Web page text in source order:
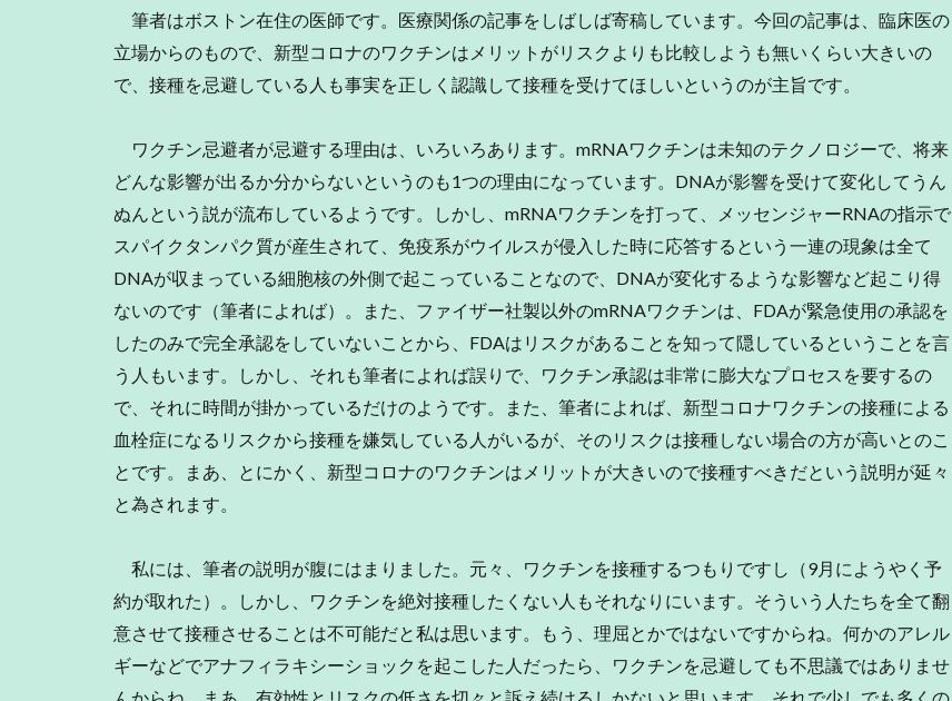
筆者はボストン在住の医師です。医療関係の記事をしばしば寄稿しています。今回の記事は、臨床医の
立場からのもので、新型コロナのワクチンはメリットがリスクよりも比較しようも無いくらい大きいの
で、接種を忌避している人も事実を正しく認識して接種を受けてほしいというのが主旨です。
ワクチン忌避者が忌避する理由は、いろいろあります。mRNAワクチンは未知のテクノロジーで、将来
どんな影響が出るか分からないというのも1つの理由になっています。DNAが影響を受けて変化してうん
ぬんという説が流布しているようです。しかし、mRNAワクチンを打って、メッセンジャーRNAの指示で
スパイクタンパク質が産生されて、免疫系がウイルスが侵入した時に応答するという一連の現象は全て
DNAが収まっている細胞核の外側で起こっていることなので、DNAが変化するような影響など起こり得
ないのです（筆者によれば）。また、ファイザー社製以外のmRNAワクチンは、FDAが緊急使用の承認を
したのみで完全承認をしていないことから、FDAはリスクがあることを知って隠しているということを言
う人もいます。しかし、それも筆者によれば誤りで、ワクチン承認は非常に膨大なプロセスを要するの
で、それに時間が掛かっているだけのようです。また、筆者によれば、新型コロナワクチンの接種による
血栓症になるリスクから接種を嫌気している人がいるが、そのリスクは接種しない場合の方が高いとのこ
とです。まあ、とにかく、新型コロナのワクチンはメリットが大きいので接種すべきだという説明が延々
と為されます。
私には、筆者の説明が腹にはまりました。元々、ワクチンを接種するつもりですし（9月にようやく予
約が取れた）。しかし、ワクチンを絶対接種したくない人もそれなりにいます。そういう人たちを全て翻
意させて接種させることは不可能だと私は思います。もう、理屈とかではないですからね。何かのアレル
ギーなどでアナフィラキシーショックを起こした人だったら、ワクチンを忌避しても不思議ではありませ